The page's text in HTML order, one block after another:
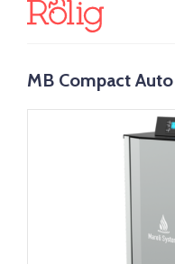
MB Compact